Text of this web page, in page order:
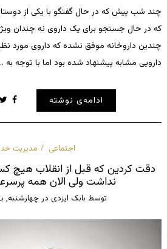
چند شب پیش که در حال گفتگو با یکی از
که در حال جستجو برای یک داروی نه چندان
چندین داروخانه موفق نشده که داروی مورد
دارویی مشابه پیشنهاد شده بود اما با توجه به
ادامه‌ی نوشته
اجتماعی مدیریت
دقت کردین که قبل از انقلاب هیچ
نداشت ولی الان همه
توسط بابک ایزدی درچهارشنبه, بهمن